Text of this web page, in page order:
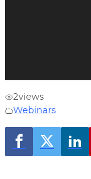
2views
Webinars